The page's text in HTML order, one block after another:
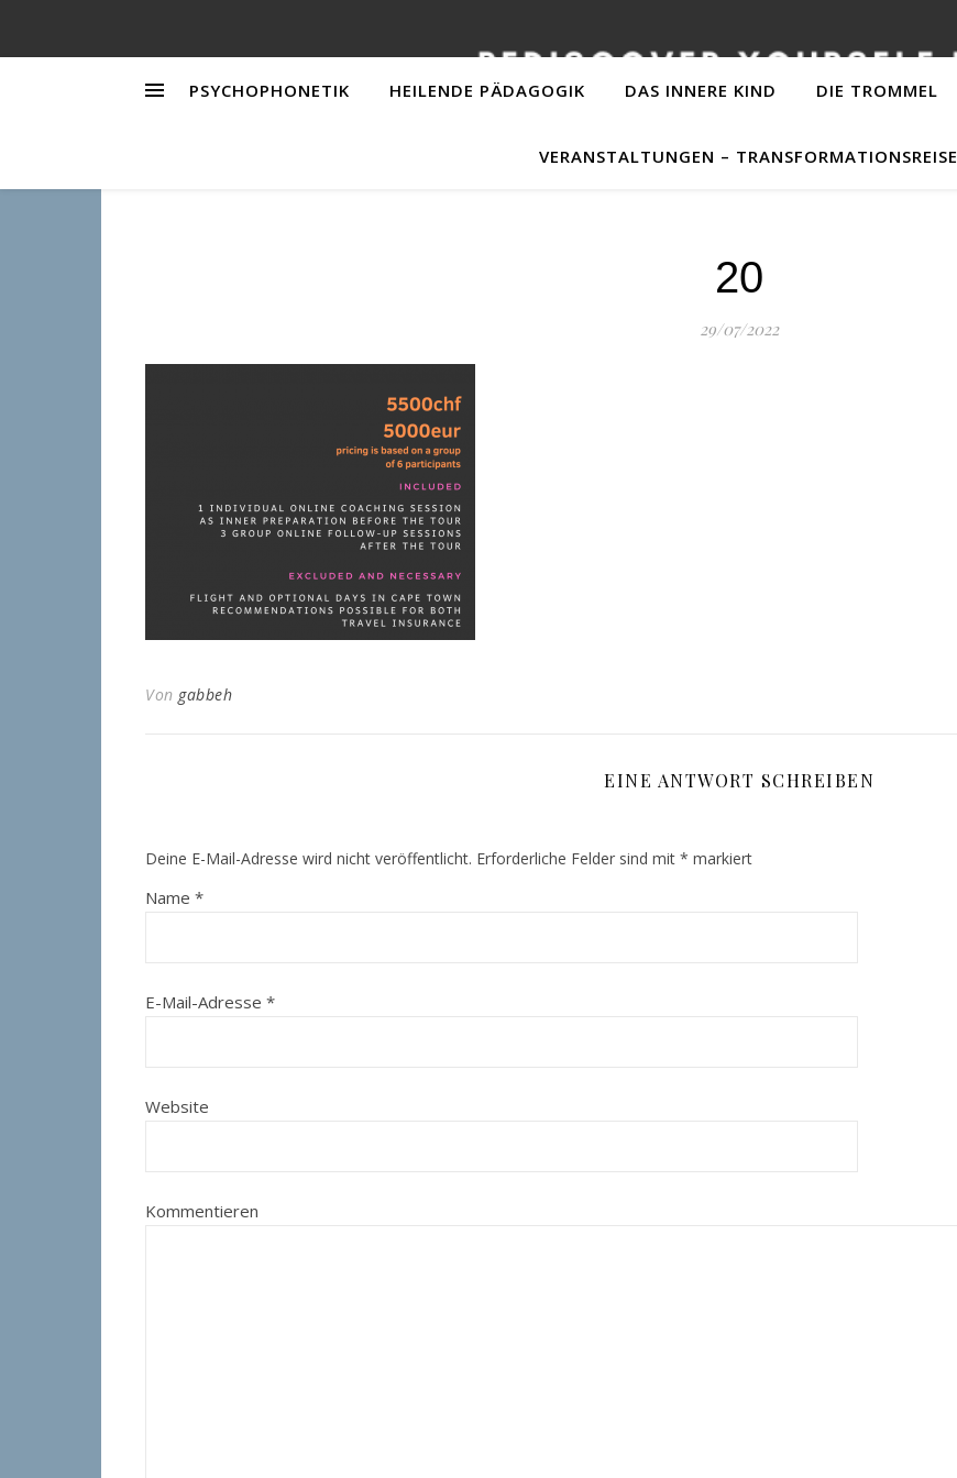
PSYCHOPHONETIK HEILENDE PÄDAGOGIK DAS INNERE KIND DIE TROMMEL
VERANSTALTUNGEN – TRANSFORMATIONSREISE
20
29/07/2022
Von gabbeh
EINE ANTWORT SCHREIBEN
Deine E-Mail-Adresse wird nicht veröffentlicht. Erforderliche Felder sind mit * markiert
Name *
E-Mail-Adresse *
Website
Kommentieren